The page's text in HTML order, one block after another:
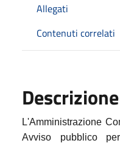
Allegati
Contenuti correlati
Descrizione
L'Amministrazione
Avviso pubblico